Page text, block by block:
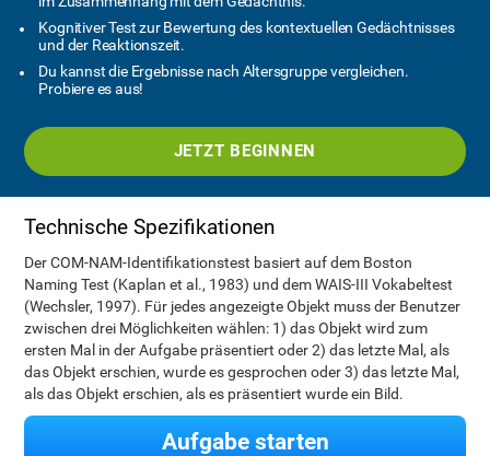
Kognitiver Test zur Bewertung des kontextuellen Gedächtnisses
und der Reaktionszeit.
Du kannst die Ergebnisse nach Altersgruppe vergleichen.
Probiere es aus!
JETZT BEGINNEN
Technische Spezifikationen
Der COM-NAM-Identifikationstest basiert auf dem Boston
Naming Test (Kaplan et al., 1983) und dem WAIS-III Vokabeltest
(Wechsler, 1997). Für jedes angezeigte Objekt muss der Benutzer
zwischen drei Möglichkeiten wählen: 1) das Objekt wird zum
ersten Mal in der Aufgabe präsentiert oder 2) das letzte Mal, als
das Objekt erschien, wurde es gesprochen oder 3) das letzte Mal,
als das Objekt erschien, als es präsentiert wurde ein Bild.
Aufgabe starten